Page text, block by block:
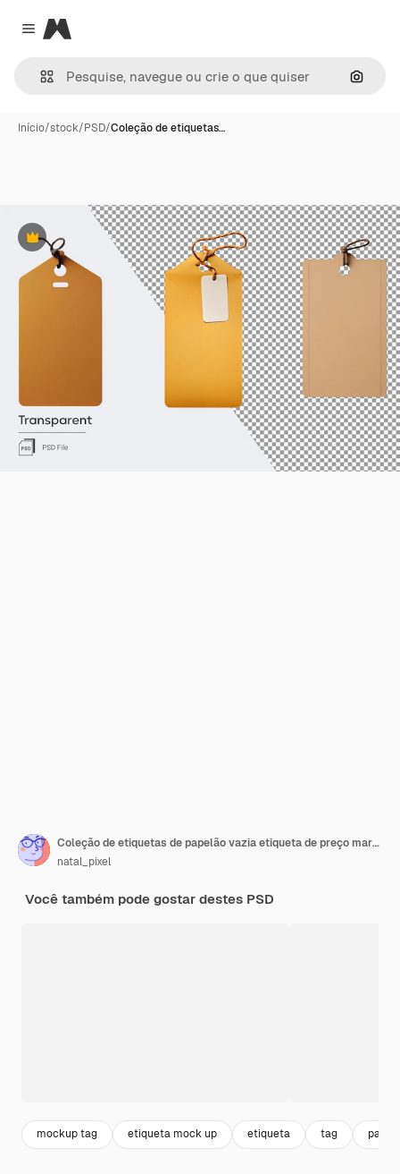
Close menu
Magnific
Início/stock/PSD/Coleção de etiquetas…
Premium
Coleção de etiquetas de papelão vazia etiqueta de preço marrom
natal_pixel
Você também pode gostar destes PSD
mockup tag etiqueta mock up etiqueta tag papel